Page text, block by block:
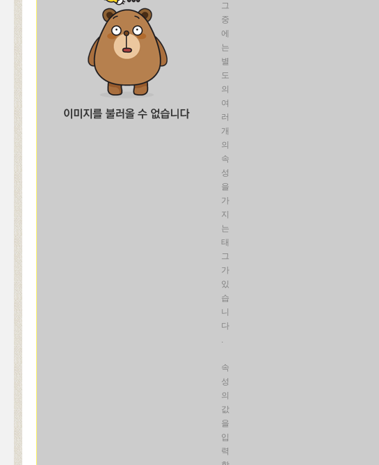
그
중
에
는
별
도
의
여
러
개
의
속
성
을
가
지
는
태
그
가
있
습
니
다
.
속
성
의
값
을
입
력